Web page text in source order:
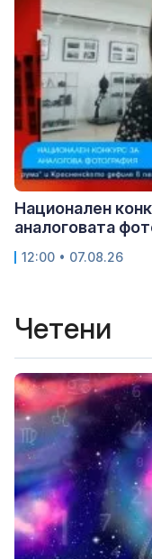
Национален
аналоговата
12:00 • 07.08.26
Четени